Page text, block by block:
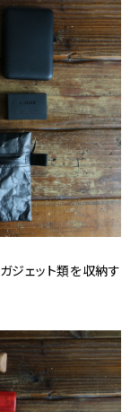
ジェット類を収納す